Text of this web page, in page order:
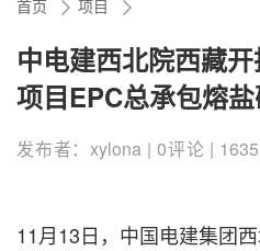
首页 项目
中电建西北院西藏
项目EPC总承包熔
发布者：xylona | 0评论 |
11月13日，中国电建集团